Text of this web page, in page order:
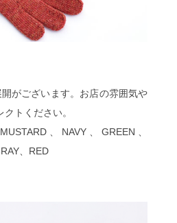
がございます。お店の雰囲気や
トください。
、NAVY、GREEN、
、RED